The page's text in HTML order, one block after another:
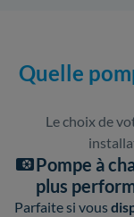
Quelle
Le choix de
Pompe à
plus
Parfaite si vous